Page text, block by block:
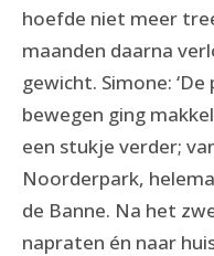
hoefde niet meer
maanden daarna
gewicht. Simone:
bewegen ging
een stukje verder;
Noorderpark,
de Banne. Na het
napraten én naar